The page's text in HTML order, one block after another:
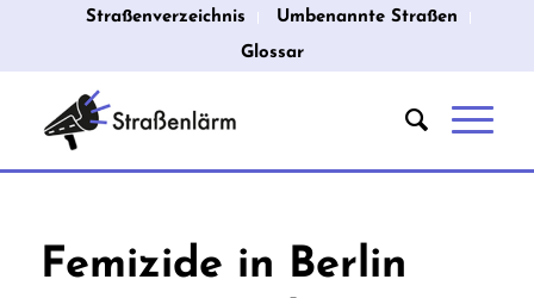
Straßenverzeichnis
Umbenannte Straßen
Glossar
Femizide in Berlin